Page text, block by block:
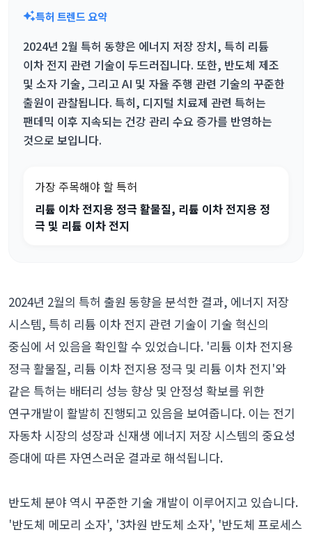
특허 트렌드 요약
2024년 2월 특허 동향은 에너지 저장 장치, 특히 리튬
이차 전지 관련 기술이 두드러집니다. 또한, 반도체 제조
및 소자 기술, 그리고 AI 및 자율 주행 관련 기술의 꾸준한
출원이 관찰됩니다. 특히, 디지털 치료제 관련 특허는
팬데믹 이후 지속되는 건강 관리 수요 증가를 반영하는
것으로 보입니다.
가장 주목해야 할 특허
리튬 이차 전지용 정극 활물질, 리튬 이차 전지용 정
극 및 리튬 이차 전지
2024년 2월의 특허 출원 동향을 분석한 결과, 에너지 저장
시스템, 특히 리튬 이차 전지 관련 기술이 기술 혁신의
중심에 서 있음을 확인할 수 있었습니다. '리튬 이차 전지용
정극 활물질, 리튬 이차 전지용 정극 및 리튬 이차 전지'와
같은 특허는 배터리 성능 향상 및 안정성 확보를 위한
연구개발이 활발히 진행되고 있음을 보여줍니다. 이는 전기
자동차 시장의 성장과 신재생 에너지 저장 시스템의 중요성
증대에 따른 자연스러운 결과로 해석됩니다.
반도체 분야 역시 꾸준한 기술 개발이 이루어지고 있습니다.
'반도체 메모리 소자', '3차원 반도체 소자', '반도체 프로세스